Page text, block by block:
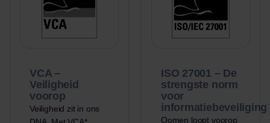
VCA –
Veiligheid
voorop
Veiligheid zit in ons
ISO 27001 – De
strengste norm
voor
informatiebeveiliging
Oomen loopt voorop